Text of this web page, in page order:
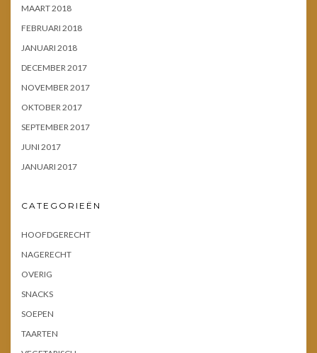
MAART 2018
FEBRUARI 2018
JANUARI 2018
DECEMBER 2017
NOVEMBER 2017
OKTOBER 2017
SEPTEMBER 2017
JUNI 2017
JANUARI 2017
CATEGORIEËN
HOOFDGERECHT
NAGERECHT
OVERIG
SNACKS
SOEPEN
TAARTEN